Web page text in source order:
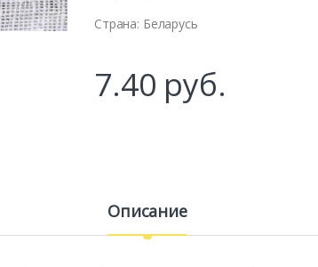
Страна: Беларусь
7.40 руб.
Описание